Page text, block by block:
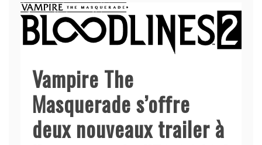
Vampire The
Masquerade s’offre
deux nouveaux trailer à